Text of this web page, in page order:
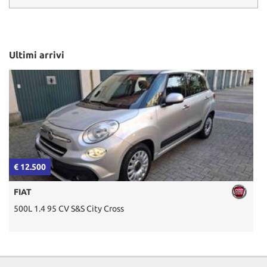
Ultimi arrivi
€ 12.500
FIAT
500L 1.4 95 CV S&S City Cross